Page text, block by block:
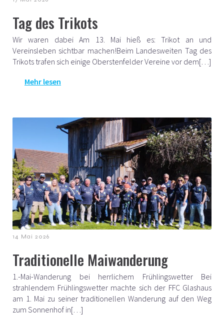
Tag des Trikots
Wir waren dabei Am 13. Mai hieß es: Trikot an und
Vereinsleben sichtbar machen!Beim Landesweiten Tag des
Trikots trafen sich einige Oberstenfelder Vereine vor dem[…]
Mehr lesen
14 Mai 2026
Traditionelle Maiwanderung
1.-Mai-Wanderung bei herrlichem Frühlingswetter Bei
strahlendem Frühlingswetter machte sich der FFC Glashaus
am 1. Mai zu seiner traditionellen Wanderung auf den Weg
zum Sonnenhof in[…]